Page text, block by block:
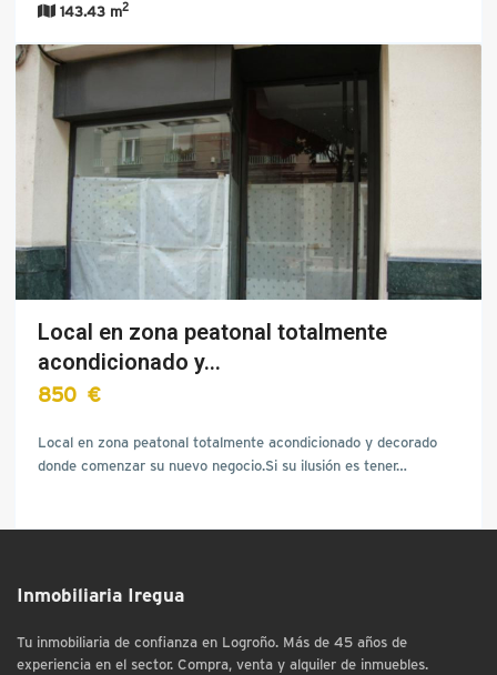
143.43 m2
Local en zona peatonal totalmente
acondicionado y…
850 €
Local en zona peatonal totalmente acondicionado y decorado
donde comenzar su nuevo negocio.Si su ilusión es tener…
Inmobiliaria Iregua
Tu inmobiliaria de confianza en Logroño. Más de 45 años de
experiencia en el sector. Compra, venta y alquiler de inmuebles.